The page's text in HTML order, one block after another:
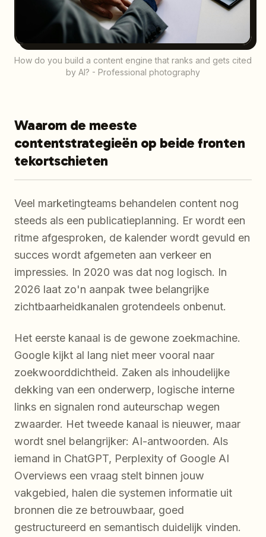
How do you build a content engine that ranks and gets cited
by AI? - Professional photography
Waarom de meeste
contentstrategieën op beide fronten
tekortschieten
Veel marketingteams behandelen content nog
steeds als een publicatieplanning. Er wordt een
ritme afgesproken, de kalender wordt gevuld en
succes wordt afgemeten aan verkeer en
impressies. In 2020 was dat nog logisch. In
2026 laat zo'n aanpak twee belangrijke
zichtbaarheidkanalen grotendeels onbenut.
Het eerste kanaal is de gewone zoekmachine.
Google kijkt al lang niet meer vooral naar
zoekwoorddichtheid. Zaken als inhoudelijke
dekking van een onderwerp, logische interne
links en signalen rond auteurschap wegen
zwaarder. Het tweede kanaal is nieuwer, maar
wordt snel belangrijker: AI-antwoorden. Als
iemand in ChatGPT, Perplexity of Google AI
Overviews een vraag stelt binnen jouw
vakgebied, halen die systemen informatie uit
bronnen die ze betrouwbaar, goed
gestructureerd en semantisch duidelijk vinden.